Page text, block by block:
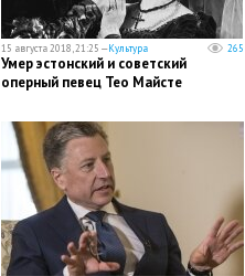
15 августа 2018, 21:25 —Культура 265
Умер эстонский и советский
оперный певец Тео Майсте